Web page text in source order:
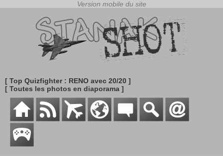
[ Top Quizfighter : RENO avec 20/20 ]
[ Toutes les photos en diaporama ]